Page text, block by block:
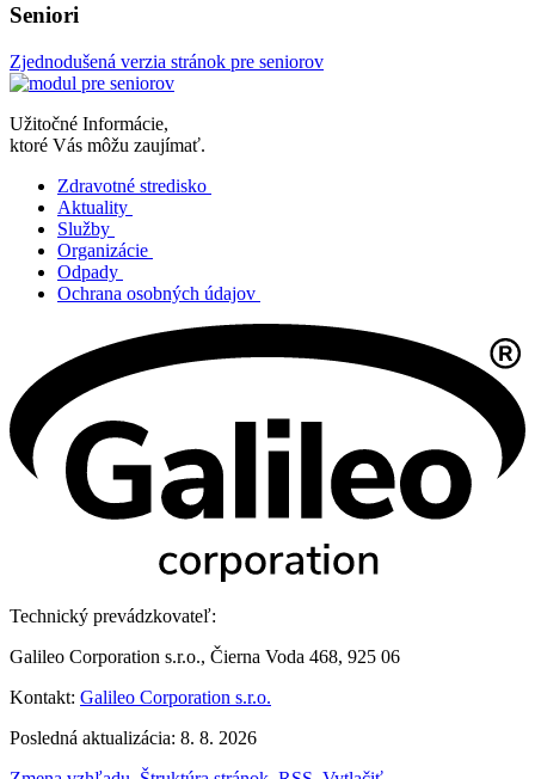
Seniori
Zjednodušená verzia stránok pre seniorov
Užitočné Informácie,
ktoré Vás môžu zaujímať.
Zdravotné stredisko
Aktuality
Služby
Organizácie
Odpady
Ochrana osobných údajov
Technický prevádzkovateľ:
Galileo Corporation s.r.o., Čierna Voda 468, 925 06
Kontakt: Galileo Corporation s.r.o.
Posledná aktualizácia: 8. 8. 2026